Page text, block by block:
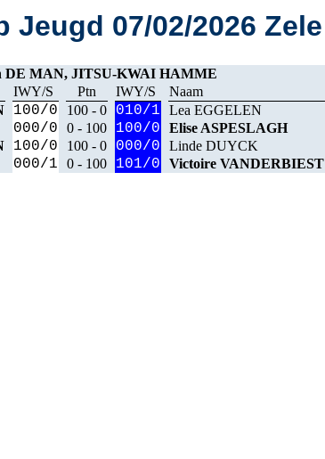
Jeugd 07/02/2026 Zele
DE MAN, JITSU-KWAI HAMME
IWY/S Ptn IWY/S Naam
100/0 100 - 0 010/1 Lea EGGELEN
000/0 0 - 100 100/0 Elise ASPESLAGH
100/0 100 - 0 000/0 Linde DUYCK
000/1 0 - 100 101/0 Victoire VANDERBIEST